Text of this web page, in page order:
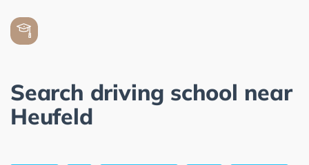
Search driving school near
Heufeld